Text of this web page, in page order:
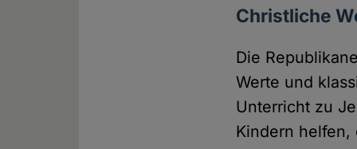
Christliche
Die
Werte und
Unterricht zu
Kindern helfen,